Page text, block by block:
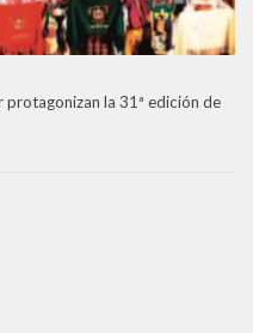
protagonizan la 31ª edición de